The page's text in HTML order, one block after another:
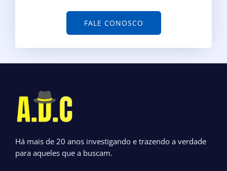
FALE CONOSCO
Há mais de 20 anos investigando e trazendo a verdade
para aqueles que a buscam.